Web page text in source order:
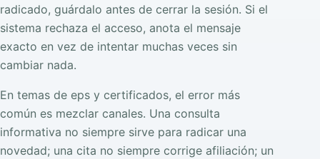
radicado, guárdalo antes de cerrar la sesión. Si el
sistema rechaza el acceso, anota el mensaje
exacto en vez de intentar muchas veces sin
cambiar nada.
En temas de eps y certificados, el error más
común es mezclar canales. Una consulta
informativa no siempre sirve para radicar una
novedad; una cita no siempre corrige afiliación; un